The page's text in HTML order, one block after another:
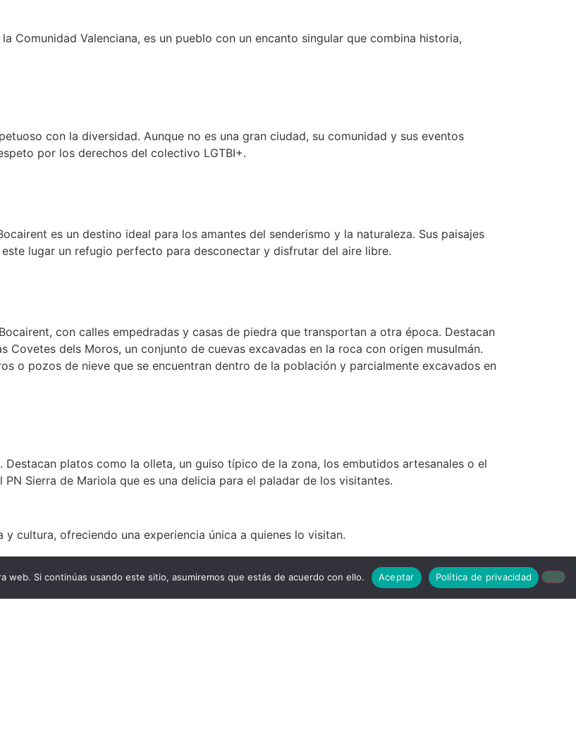
Comunidad Valenciana, es un pueblo con un encanto singular que combina historia,
con la diversidad. Aunque no es una gran ciudad, su comunidad y sus eventos
por los derechos del colectivo LGTBI+.
es un destino ideal para los amantes del senderismo y la naturaleza. Sus paisajes
lugar un refugio perfecto para desconectar y disfrutar del aire libre.
con calles empedradas y casas de piedra que transportan a otra época. Destacan
Covetes dels Moros, un conjunto de cuevas excavadas en la roca con origen musulmán.
o pozos de nieve que se encuentran dentro de la población y parcialmente excavados en
platos como la olleta, un guiso típico de la zona, los embutidos artesanales o el
Sierra de Mariola que es una delicia para el paladar de los visitantes.
cultura, ofreciendo una experiencia única a quienes lo visitan.
bocairent.org
web. Si continúas usando este sitio, asumiremos que estás de acuerdo con ello. Aceptar Política de privacidad